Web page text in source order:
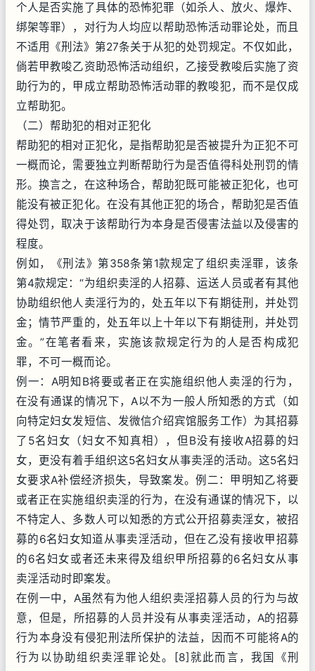
个人是否实施了具体的恐怖犯罪（如杀人、放火、爆炸、
绑架等罪），对行为人均应以帮助恐怖活动罪论处，而且
不适用《刑法》第27条关于从犯的处罚规定。不仅如此，
倘若甲教唆乙资助恐怖活动组织，乙接受教唆后实施了资
助行为的，甲成立帮助恐怖活动罪的教唆犯，而不是仅成
立帮助犯。
（二）帮助犯的相对正犯化
帮助犯的相对正犯化，是指帮助犯是否被提升为正犯不可
一概而论，需要独立判断帮助行为是否值得科处刑罚的情
形。换言之，在这种场合，帮助犯既可能被正犯化，也可
能没有被正犯化。在没有其他正犯的场合，帮助犯是否值
得处罚，取决于该帮助行为本身是否侵害法益以及侵害的
程度。
例如，《刑法》第358条第1款规定了组织卖淫罪，该条
第4款规定：“为组织卖淫的人招募、运送人员或者有其他
协助组织他人卖淫行为的，处五年以下有期徒刑，并处罚
金；情节严重的，处五年以上十年以下有期徒刑，并处罚
金。”在笔者看来，实施该款规定行为的人是否构成犯
罪，不可一概而论。
例一：A明知B将要或者正在实施组织他人卖淫的行为，
在没有通谋的情况下，A以不为一般人所知悉的方式（如
向特定妇女发短信、发微信介绍宾馆服务工作）为其招募
了5名妇女（妇女不知真相），但B没有接收A招募的妇
女，更没有着手组织这5名妇女从事卖淫的活动。这5名妇
女要求A补偿经济损失，导致案发。例二：甲明知乙将要
或者正在实施组织卖淫的行为，在没有通谋的情况下，以
不特定人、多数人可以知悉的方式公开招募卖淫女，被招
募的6名妇女知道从事卖淫活动，但在乙没有接收甲招募
的6名妇女或者还未来得及组织甲所招募的6名妇女从事
卖淫活动时即案发。
在例一中，A虽然有为他人组织卖淫招募人员的行为与故
意，但是，所招募的人员并没有从事卖淫活动，A的招募
行为本身没有侵犯刑法所保护的法益，因而不可能将A的
行为以协助组织卖淫罪论处。[8]就此而言，我国《刑